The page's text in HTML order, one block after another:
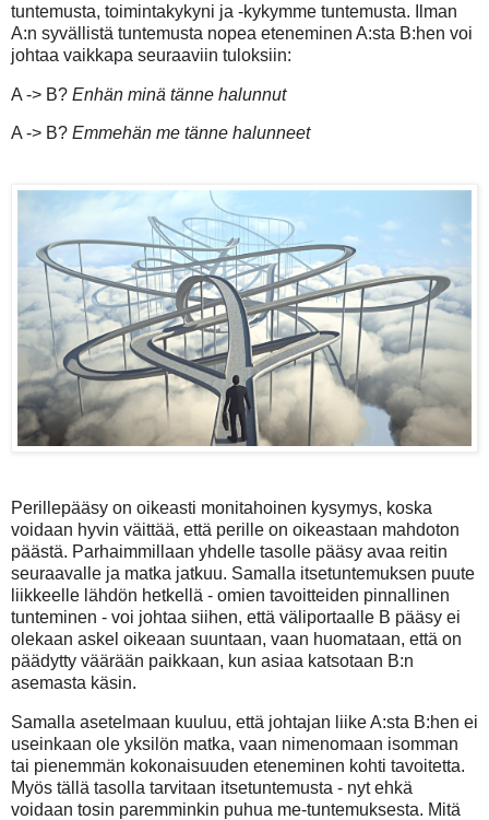
tuntemusta, toimintakykyni ja -kykymme tuntemusta. Ilman
A:n syvällistä tuntemusta nopea eteneminen A:sta B:hen voi
johtaa vaikkapa seuraaviin tuloksiin:
A -> B? Enhän minä tänne halunnut
A -> B? Emmehän me tänne halunneet
Perillepääsy on oikeasti monitahoinen kysymys, koska
voidaan hyvin väittää, että perille on oikeastaan mahdoton
päästä. Parhaimmillaan yhdelle tasolle pääsy avaa reitin
seuraavalle ja matka jatkuu. Samalla itsetuntemuksen puute
liikkeelle lähdön hetkellä - omien tavoitteiden pinnallinen
tunteminen - voi johtaa siihen, että väliportaalle B pääsy ei
olekaan askel oikeaan suuntaan, vaan huomataan, että on
päädytty väärään paikkaan, kun asiaa katsotaan B:n
asemasta käsin.
Samalla asetelmaan kuuluu, että johtajan liike A:sta B:hen ei
useinkaan ole yksilön matka, vaan nimenomaan isomman
tai pienemmän kokonaisuuden eteneminen kohti tavoitetta.
Myös tällä tasolla tarvitaan itsetuntemusta - nyt ehkä
voidaan tosin paremminkin puhua me-tuntemuksesta. Mitä